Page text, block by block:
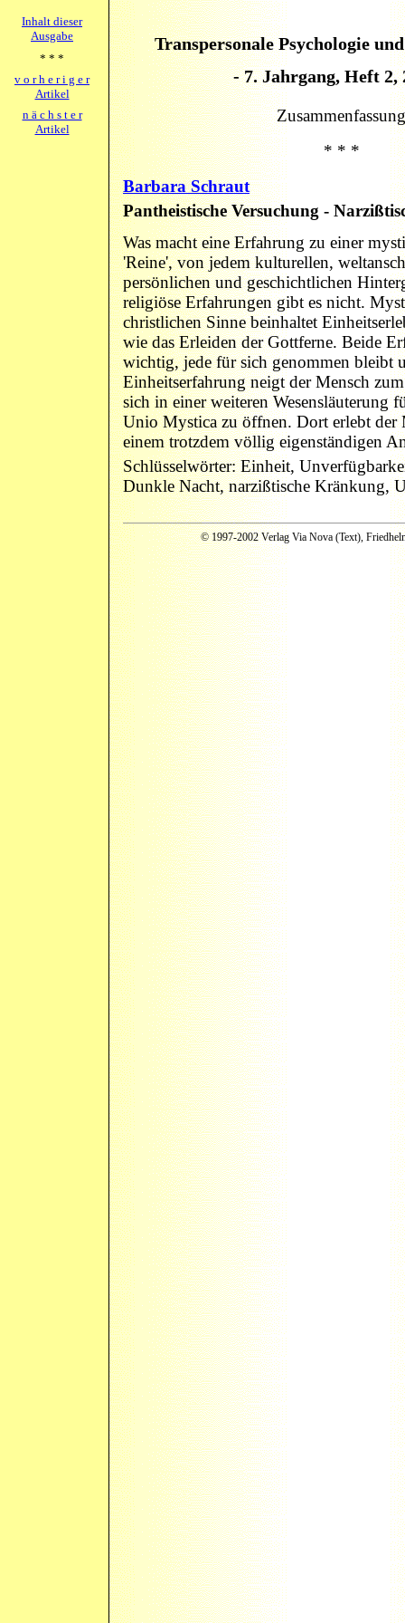
Inhalt dieser
Ausgabe
* * *
v o r h e r i g e r
Artikel
n ä c h s t e r
Artikel
Transpersonale Psychologie
- 7. Jahrgang, Heft 2,
Zusammenfassung
* * *
Barbara Schraut
Pantheistische Versuchung -
Was macht eine Erfahrung zu einer
'Reine', von jedem kulturellen,
persönlichen und geschichtlichen
religiöse Erfahrungen gibt es nicht.
christlichen Sinne beinhaltet
wie das Erleiden der Gottferne. Beide
wichtig, jede für sich genommen bleibt
Einheitserfahrung neigt der Mensch
sich in einer weiteren Wesensläuterung
Unio Mystica zu öffnen. Dort erlebt der
einem trotzdem völlig eigenständigen
Schlüsselwörter: Einheit,
Dunkle Nacht, narzißtische Kränkung,
© 1997-2002 Verlag Via Nova (Text),